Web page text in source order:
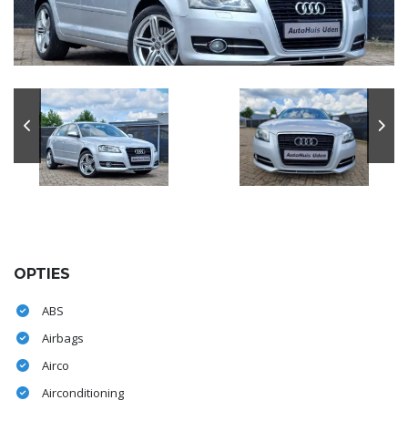
OPTIES
ABS
Airbags
Airco
Airconditioning